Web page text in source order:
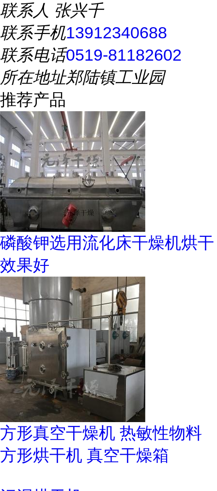
联系人 张兴千
联系手机13912340688
联系电话0519-81182602
所在地址郑陆镇工业园
推荐产品
磷酸钾选用流化床干燥机烘干
效果好
方形真空干燥机 热敏性物料
方形烘干机 真空干燥箱